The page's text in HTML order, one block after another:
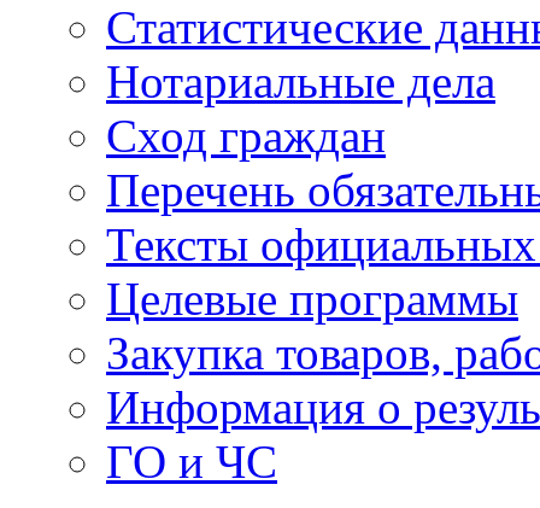
Статистические
Нотариальные дела
Сход граждан
Перечень
Тексты
Целевые программы
Закупка товаров,
Информация о
ГО и ЧС